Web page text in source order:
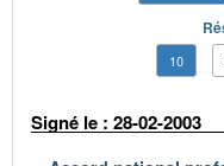
10
Signé le : 28-02-2003